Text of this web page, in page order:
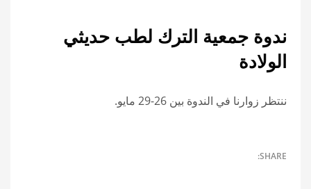
ندوة جمعية الترك لطب حديثي
الولادة
ننتظر زوارنا في الندوة بين 26-29 مايو.